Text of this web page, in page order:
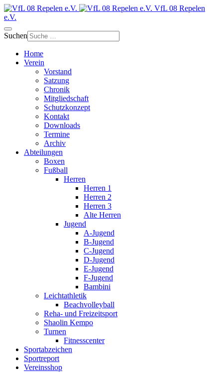
VfL 08 Repelen
e.V.
Suchen
Home
Verein
Vorstand
Satzung
Chronik
Mitgliedschaft
Schutzkonzept
Kontakt
Downloads
Termine
Archiv
Abteilungen
Boxen
Fußball
Herren
Herren 1
Herren 2
Herren 3
Alte Herren
Jugend
A-Jugend
B-Jugend
C-Jugend
D-Jugend
E-Jugend
F-Jugend
Bambini
Leichtathletik
Beachvolleyball
Reha- und Freizeitsport
Shaolin Kempo
Turnen
Fitnesscenter
Sportabzeichen
Sportreport
Vereinsshop